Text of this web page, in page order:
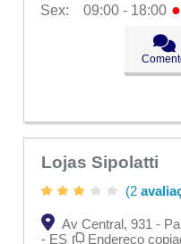
Sex:
09:00 - 18:00 ●
09:00 -
09:00 -
09:00 -
Lojas Sipolatti
(2
Av Central, 931 -
- ES
Endereço